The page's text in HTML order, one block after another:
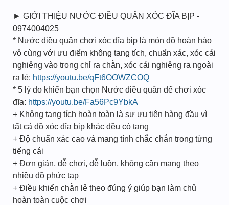
► GIỚI THIỆU NƯỚC ĐIỀU QUÂN XÓC ĐĨA BỊP -
0974004025
* Nước điều quân chơi xóc đĩa bịp là món đồ hoàn hảo
vô cùng với ưu điểm không tang tích, chuẩn xác, xóc cái
nghiêng vào trong chỉ ra chẵn, xóc cái nghiêng ra ngoài
ra lẻ: https://youtu.be/qFt6OOWZCOQ
* 5 lý do khiến bạn chọn Nước điều quân để chơi xóc
đĩa: https://youtu.be/Fa56Pc9YbkA
+ Không tang tích hoàn toàn là sự ưu tiên hàng đầu vì
tất cả đồ xóc đĩa bịp khác đều có tang
+ Độ chuẩn xác cao và mang tính chắc chắn trong từng
tiếng cái
+ Đơn giản, dễ chơi, dễ luồn, không cần mang theo
nhiều đồ phức tạp
+ Điều khiển chẵn lẻ theo đúng ý giúp bạn làm chủ
hoàn toàn cuộc chơi